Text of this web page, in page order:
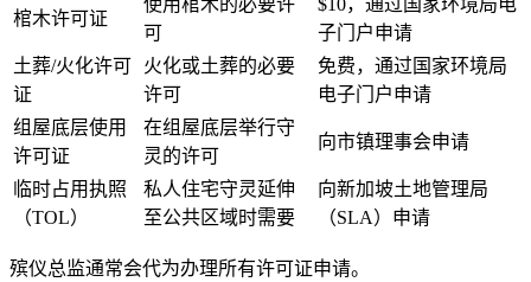
棺木许可证
可
子门户申请
土葬/火化许可
证
火化或土葬的必要
许可
免费，通过国家环境局
电子门户申请
组屋底层使用
许可证
在组屋底层举行守
灵的许可
向市镇理事会申请
临时占用执照
（TOL）
私人住宅守灵延伸
至公共区域时需要
向新加坡土地管理局
（SLA）申请
殡仪总监通常会代为办理所有许可证申请。